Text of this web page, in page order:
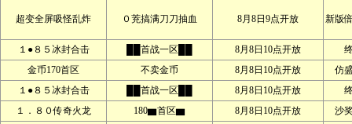
超变全屏吸怪乱炸 ０茺搞满刀刀抽血 8月8日9点开放 新版
１●８５冰封合击 ██首战一区██ 8月8日10点开放
金币170首区
不卖金币 8月8日10点开放
仿
１●８５冰封合击
██首战一区██ 8月8日10点开放
１．８０传奇火龙
180▆首区▆ 8月8日10点开放
沙